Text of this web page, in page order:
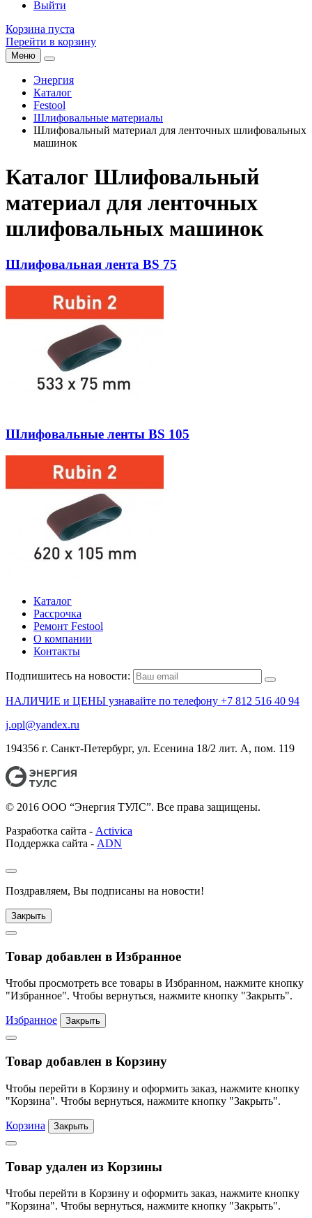
Выйти
Корзина пуста
Перейти в корзину
Меню
Энергия
Каталог
Festool
Шлифовальные материалы
Шлифовальный материал для ленточных шлифовальных
машинок
Каталог Шлифовальный
материал для ленточных
шлифовальных машинок
Шлифовальная лента BS 75
Шлифовальные ленты BS 105
Каталог
Рассрочка
Ремонт Festool
О компании
Контакты
Подпишитесь на новости:
НАЛИЧИЕ и ЦЕНЫ узнавайте по телефону +7 812 516 40 94
j.opl@yandex.ru
194356 г. Санкт-Петербург, ул. Есенина 18/2 лит. А, пом. 119
© 2016 ООО “Энергия ТУЛС”. Все права защищены.
Разработка сайта - Activica
Поддержка сайта - ADN
Поздравляем, Вы подписаны на новости!
Закрыть
Товар добавлен в Избранное
Чтобы просмотреть все товары в Избранном, нажмите кнопку
"Избранное". Чтобы вернуться, нажмите кнопку "Закрыть".
Избранное Закрыть
Товар добавлен в Корзину
Чтобы перейти в Корзину и оформить заказ, нажмите кнопку
"Корзина". Чтобы вернуться, нажмите кнопку "Закрыть".
Корзина Закрыть
Товар удален из Корзины
Чтобы перейти в Корзину и оформить заказ, нажмите кнопку
"Корзина". Чтобы вернуться, нажмите кнопку "Закрыть".